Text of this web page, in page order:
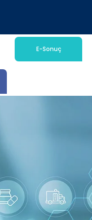
E-Sonuç